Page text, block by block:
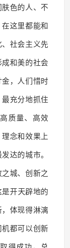
色的人、不
这里都能和
社会主义先
和美的社会
，人们惜时
充分地抓住
质量、高效
念和效果上
达的城市。
城、创新之
开天辟地的
体现得淋漓
都可以创新